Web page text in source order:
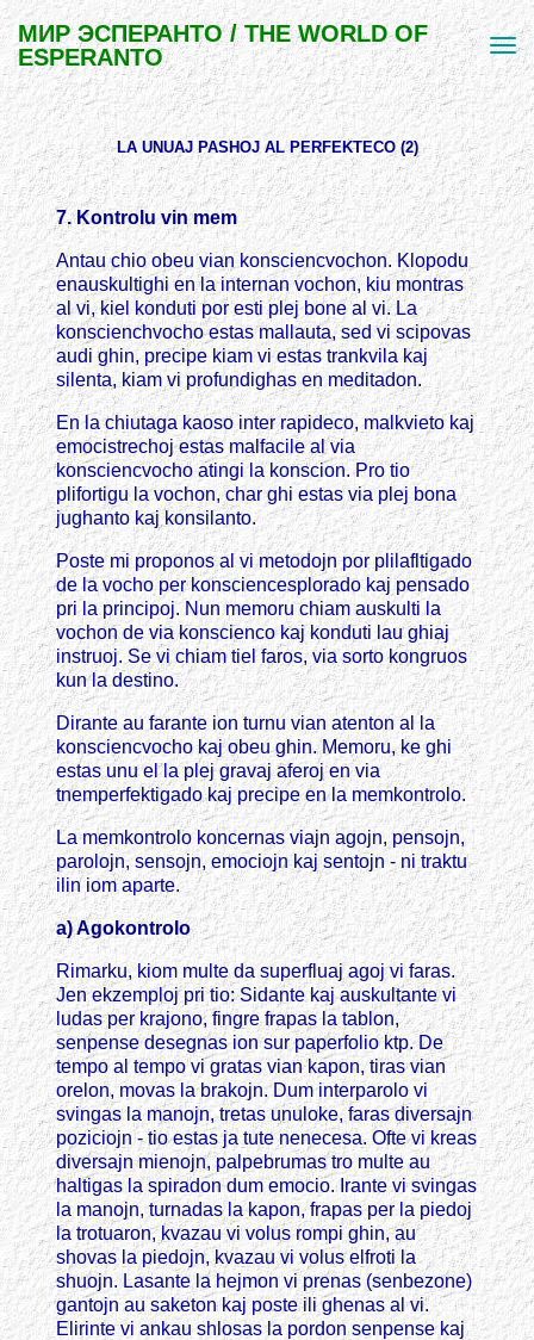
МИР ЭСПЕРАНТО / THE WORLD OF
ESPERANTO
LA UNUAJ PASHOJ AL PERFEKTECO (2)
7. Kontrolu vin mem
Antau chio obeu vian konsciencvochon. Klopodu
enauskultighi en la internan vochon, kiu montras
al vi, kiel konduti por esti plej bone al vi. La
konscienchvocho estas mallauta, sed vi scipovas
audi ghin, precipe kiam vi estas trankvila kaj
silenta, kiam vi profundighas en meditadon.
En la chiutaga kaoso inter rapideco, malkvieto kaj
emocistrechoj estas malfacile al via
konsciencvocho atingi la konscion. Pro tio
plifortigu la vochon, char ghi estas via plej bona
jughanto kaj konsilanto.
Poste mi proponos al vi metodojn por plilafltigado
de la vocho per konsciencesplorado kaj pensado
pri la principoj. Nun memoru chiam auskulti la
vochon de via konscienco kaj konduti lau ghiaj
instruoj. Se vi chiam tiel faros, via sorto kongruos
kun la destino.
Dirante au farante ion turnu vian atenton al la
konsciencvocho kaj obeu ghin. Memoru, ke ghi
estas unu el la plej gravaj aferoj en via
tnemperfektigado kaj precipe en la memkontrolo.
La memkontrolo koncernas viajn agojn, pensojn,
parolojn, sensojn, emociojn kaj sentojn - ni traktu
ilin iom aparte.
a) Agokontrolo
Rimarku, kiom multe da superfluaj agoj vi faras.
Jen ekzemploj pri tio: Sidante kaj auskultante vi
ludas per krajono, fingre frapas la tablon,
senpense desegnas ion sur paperfolio ktp. De
tempo al tempo vi gratas vian kapon, tiras vian
orelon, movas la brakojn. Dum interparolo vi
svingas la manojn, tretas unuloke, faras diversajn
poziciojn - tio estas ja tute nenecesa. Ofte vi kreas
diversajn mienojn, palpebrumas tro multe au
haltigas la spiradon dum emocio. Irante vi svingas
la manojn, turnadas la kapon, frapas per la piedoj
la trotuaron, kvazau vi volus rompi ghin, au
shovas la piedojn, kvazau vi volus elfroti la
shuojn. Lasante la hejmon vi prenas (senbezone)
gantojn au saketon kaj poste ili ghenas al vi.
Elirinte vi ankau shlosas la pordon senpense kaj